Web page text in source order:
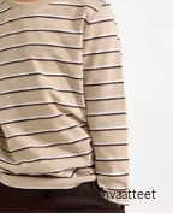
Jäsen: -25% lastenvaatteet